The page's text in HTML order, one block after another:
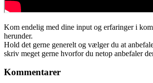
Kom endelig med dine input og erfaringer i
herunder.
Hold det gerne generelt og vælger du at
skriv meget gerne hvorfor du netop anbefaler
Kommentarer